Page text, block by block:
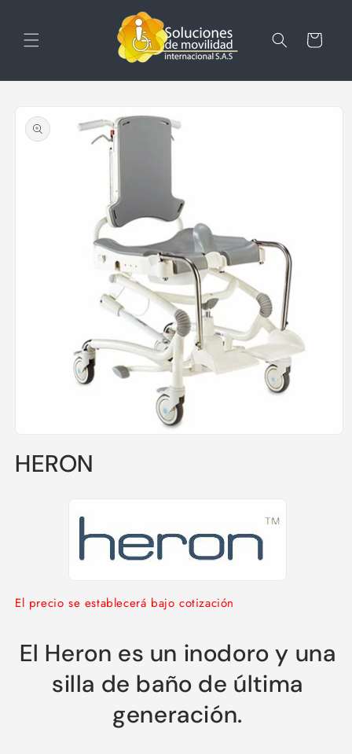
al contenido
Carrito
a la
información
multimedia
1HERON
El precio se establecerá bajo cotización
El Heron es un inodoro y una
silla de baño de última
generación.